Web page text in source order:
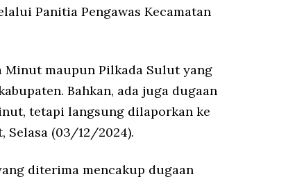
Panitia Pengawas Kecamatan
Minut maupun Pilkada Sulut yang
Bahkan, ada juga dugaan
tetapi langsung dilaporkan ke
Selasa (03/12/2024).
diterima mencakup dugaan